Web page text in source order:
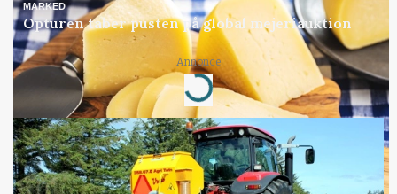
MARKED
Opturen taber pusten på global mejeriauktion
Annonce
Loading...